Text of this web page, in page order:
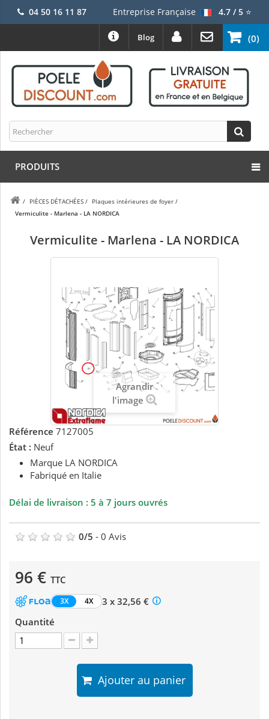
04 50 16 11 87 Entreprise Française 4.7 / 5⭐
(0)
Blog
PRODUITS
/ PIÈCES DÉTACHÉES / Plaques intérieures de foyer /
Vermiculite - Marlena - LA NORDICA
Vermiculite - Marlena - LA NORDICA
Agrandir
l'image
Référence 7127005
État : Neuf
Marque LA NORDICA
Fabriqué en Italie
Délai de livraison : 5 à 7 jours ouvrés
0/5 - 0 Avis
96 € TTC
3X 4X
3 x 32,56 €
Quantité
Ajouter au panier